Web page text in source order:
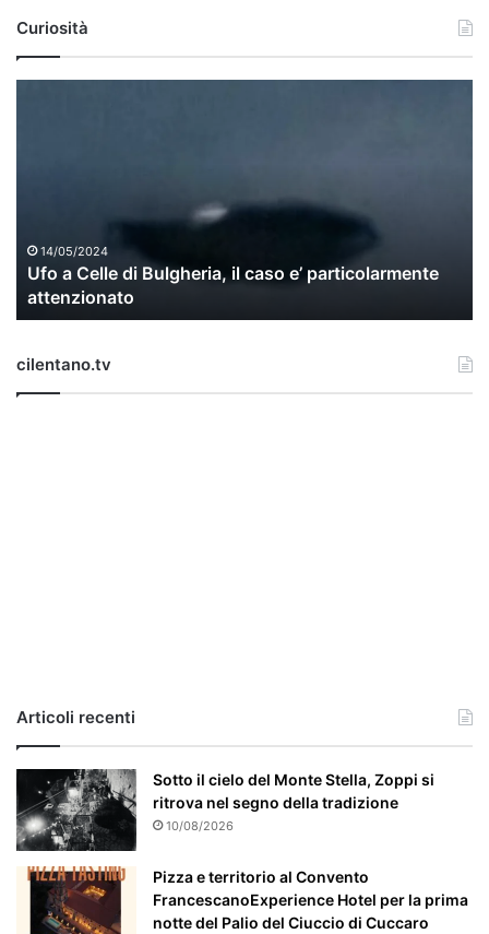
Curiosità
i
u
l
e
p
r
t
i
14/05/2024
Ufo a Celle di Bulgheria, il caso e’ particolarmente
attenzionato
cilentano.tv
Articoli recenti
Sotto il cielo del Monte Stella, Zoppi si
ritrova nel segno della tradizione
10/08/2026
Pizza e territorio al Convento
FrancescanoExperience Hotel per la prima
notte del Palio del Ciuccio di Cuccaro